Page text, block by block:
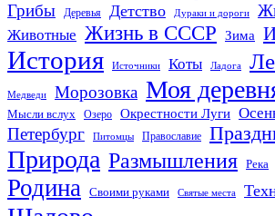
Грибы Деревья Детство Дураки и дороги
Животные Жизнь в СССР Зима
История Источники Коты Ладога
Медведи Морозовка Моя
Мысли вслух
Озеро Окрестности Луги
Петербург Питомцы Православие
Природа Размышления Река
Родина Своими руками Святые места